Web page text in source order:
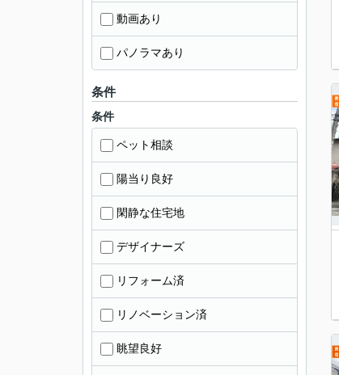
動画あり
パノラマあり
条件
条件
ペット相談
陽当り良好
閑静な住宅地
デザイナーズ
リフォーム済
リノベーション済
眺望良好